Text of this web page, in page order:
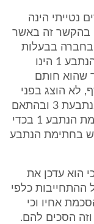
נטייתי הינה
טענתם זו של הנתבעים 2 ו - 3. בהקשר זה באשר
בחברה בבעלות
הנתבעים 1 ו -2 בחלקים שווים ואשר הנתבע 1 הינו
סבר שהוא חותם
של הנתבעת 3 . בנוסף, לא הוצג בפני
כל מסמך המעיד על זכויות החתימה בנתבעת 3 ובהתאם
לו נדרשת חתימה כלשהי בנוסף לחתימת הנתבע 1 בכדי
יש בחתימת הנתבע
שהנתבע 1 העיד כי הוא עדכן את
על ההתחייבות כלפי
אחיו וכי
וזה הסכים להם.